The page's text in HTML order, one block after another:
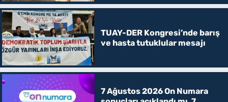
TUAY-DER Kongresi’nde barış
ve hasta tutuklular mesajı
7 Ağustos 2026 On Numara